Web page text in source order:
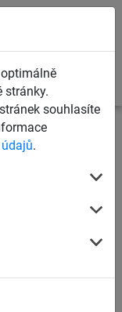
stránky.
souhlasíte
.
sítě a plachty pro
mm